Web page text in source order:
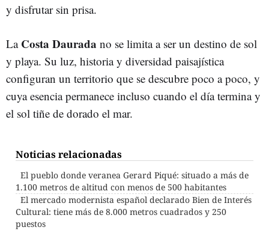
y disfrutar sin prisa.
La Costa Daurada no se limita a ser un destino de sol
y playa. Su luz, historia y diversidad paisajística
configuran un territorio que se descubre poco a poco, y
cuya esencia permanece incluso cuando el día termina y
el sol tiñe de dorado el mar.
Noticias relacionadas
El pueblo donde veranea Gerard Piqué: situado a más de
1.100 metros de altitud con menos de 500 habitantes
El mercado modernista español declarado Bien de Interés
Cultural: tiene más de 8.000 metros cuadrados y 250
puestos